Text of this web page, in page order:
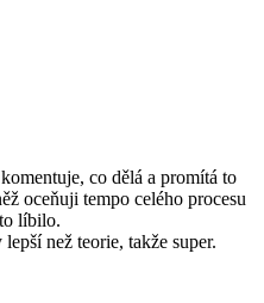
co dělá a promítá to
oceňuji tempo celého procesu
líbilo.
než teorie, takže super.